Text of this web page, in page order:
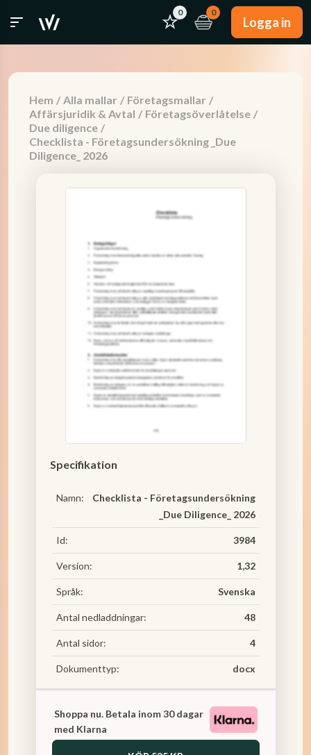
0 0
Logga in
Hem / Alla mallar / Företagsmallar /
Affärsjuridik & Avtal / Företagsöverlåtelse /
Due diligence /
Checklista - Företagsundersökning _Due
Diligence_ 2026
Specifikation
Namn:
Checklista - Företagsundersökning
_Due Diligence_ 2026
Id: 3984
Version: 1,32
Språk: Svenska
Antal nedladdningar: 48
Antal sidor: 4
Dokumenttyp: docx
Shoppa nu. Betala inom 30 dagar
med Klarna